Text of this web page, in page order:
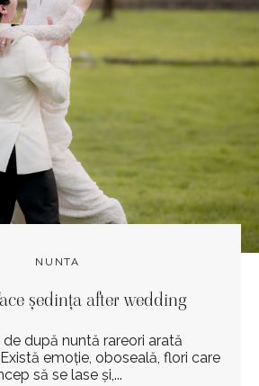
NUNTA
ședința after wedding
de după nuntă rareori arată
emoție, oboseală, flori care
să se lase și,...